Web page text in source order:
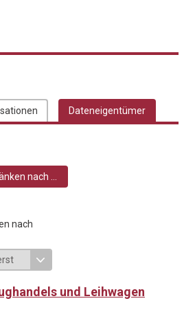
Dateneigentümer
nach ...
nach
und Leihwagen